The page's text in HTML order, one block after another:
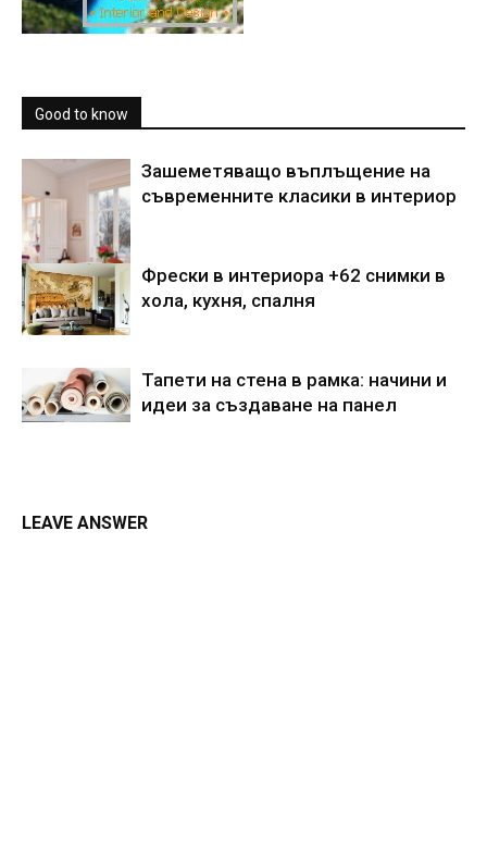
Good to know
Зашеметяващо въплъщение на
съвременните класики в интериор
Фрески в интериора +62 снимки в
хола, кухня, спалня
Тапети на стена в рамка: начини и
идеи за създаване на панел
LEAVE ANSWER